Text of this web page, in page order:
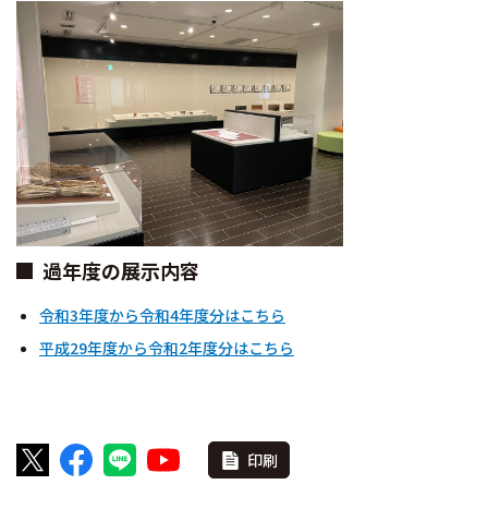
過年度の展示内容
令和3年度から令和4年度分はこちら
平成29年度から令和2年度分はこちら
印刷